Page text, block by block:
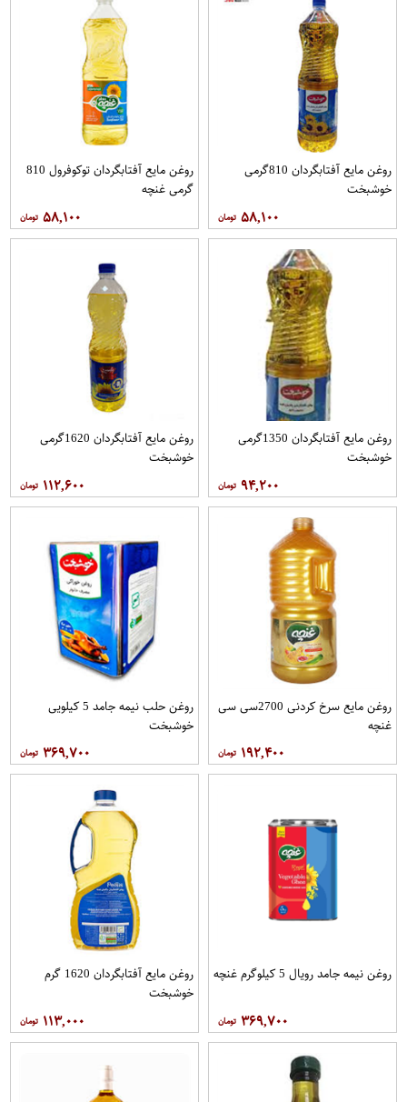
روغن مايع آفتابگردان 810گرمی
خوشبخت
۵۸,۱۰۰
روغن مايع آفتابگردان توکوفرول 810
گرمی غنچه
۵۸,۱۰۰
روغن مايع آفتابگردان 1350گرمی
خوشبخت
۹۴,۲۰۰
روغن مايع آفتابگردان 1620گرمی
خوشبخت
۱۱۲,۶۰۰
روغن مایع سرخ کردنی 2700سی سی
غنچه
۱۹۲,۴۰۰
روغن حلب نیمه جامد 5 کیلویی
خوشبخت
۳۶۹,۷۰۰
روغن نیمه جامد رویال 5 کيلوگرم غنچه
۳۶۹,۷۰۰
روغن مایع آفتابگردان 1620 گرم
خوشبخت
۱۱۳,۰۰۰